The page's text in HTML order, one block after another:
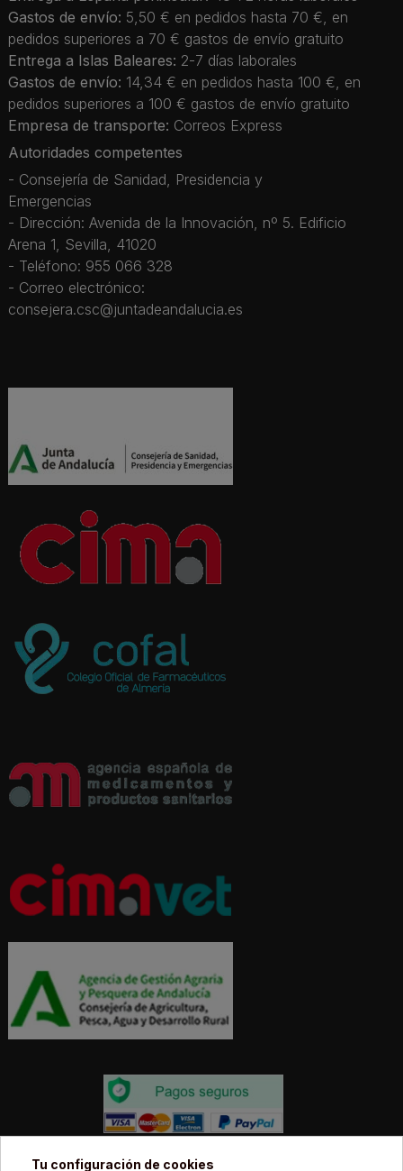
Gastos de envío: 5,50 € en pedidos hasta 70 €, en
pedidos superiores a 70 € gastos de envío gratuito
Entrega a Islas Baleares: 2-7 días laborales
Gastos de envío: 14,34 € en pedidos hasta 100 €, en
pedidos superiores a 100 € gastos de envío gratuito
Empresa de transporte: Correos Express
Autoridades competentes
- Consejería de Sanidad, Presidencia y
Emergencias
- Dirección: Avenida de la Innovación, nº 5. Edificio
Arena 1, Sevilla, 41020
- Teléfono: 955 066 328
- Correo electrónico:
consejera.csc@juntadeandalucia.es
Todos los precios estás expresados en Euros e
Tu configuración de cookies